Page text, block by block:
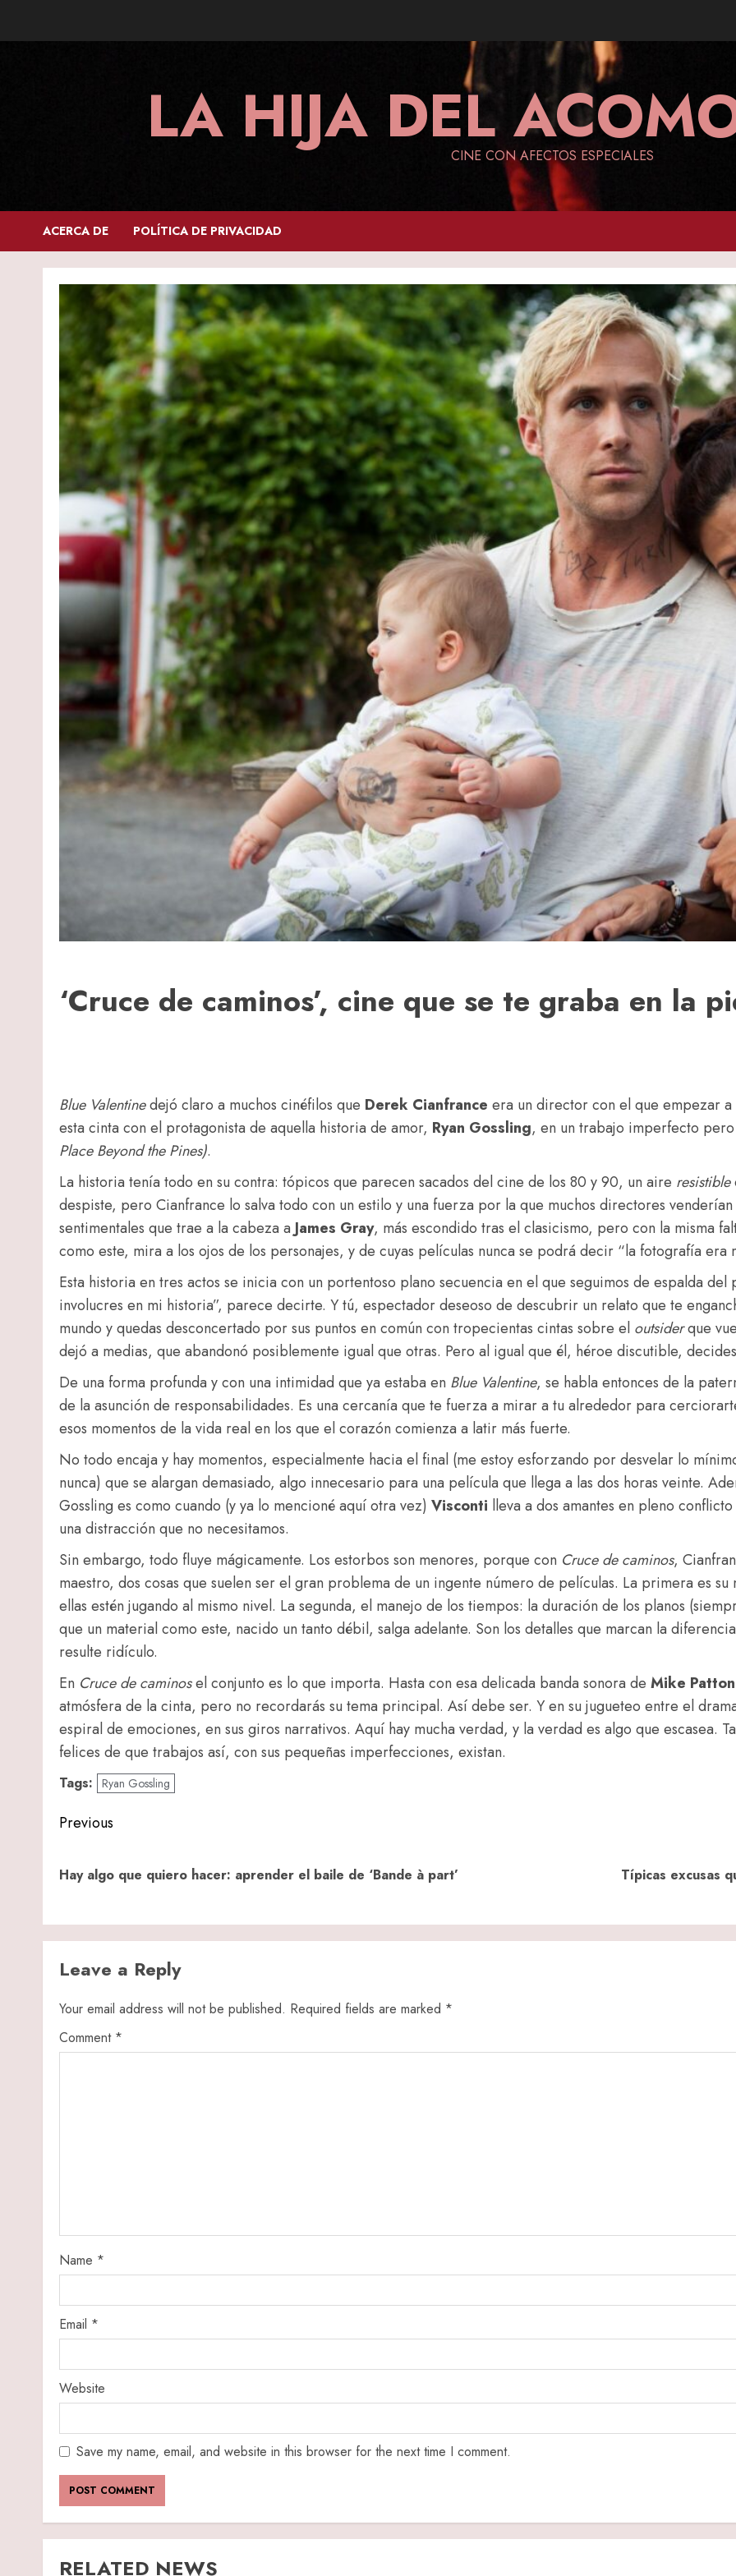
LA HIJA DELCINE CON AFECTOS ESPECIALES
ACERCA DE POLÍTICA DE PRIVACIDAD
‘Cruce de caminos’, cine que se te graba en la
Blue Valentinedejó claro a muchos cinéfilos que Derek Cianfrance era un director con el que empezar a
esta cinta con el protagonista de aquella historia de amor, Ryan Gossling, en un trabajo imperfecto
Place Beyond the Pines).
La historia tenía todo en su contra: tópicos que parecen sacados del cine de los 80 y 90, un aire resistible
despiste, pero Cianfrance lo salva todo con un estilo y una fuerza por la que muchos directores venderían
sentimentales que trae a la cabeza aJames Gray, más escondido tras el clasicismo, pero con la misma
como este, mira a los ojos de los personajes, y de cuyas películas nunca se podrá decir “la fotografía era
Esta historia en tres actos se inicia con un portentoso plano secuencia en el que seguimos de espalda
involucres en mi historia”, parece decirte. Y tú, espectador deseoso de descubrir un relato que te
mundo y quedas desconcertado por sus puntos en común con tropecientas cintas sobre el outsiderque
dejó a medias, que abandonó posiblemente igual que otras. Pero al igual que él, héroe discutible,
De una forma profunda y con una intimidad que ya estaba en Blue Valentine, se habla entonces de la
de la asunción de responsabilidades. Es una cercanía que te fuerza a mirar a tu alrededor para
esos momentos de la vida real en los que el corazón comienza a latir más fuerte.
No todo encaja y hay momentos, especialmente hacia el final (me estoy esforzando por desvelar lo
nunca) que se alargan demasiado, algo innecesario para una película que llega a las dos horas veinte.
Gossling es como cuando (y ya lo mencioné aquí otra vez) Visconti lleva a dos amantes en pleno
una distracción que no necesitamos.
Sin embargo, todo fluye mágicamente. Los estorbos son menores, porque con Cruce de caminos,
maestro, dos cosas que suelen ser el gran problema de un ingente número de películas. La primera es
ellas estén jugando al mismo nivel. La segunda, el manejo de los tiempos: la duración de los planos
que un material como este, nacido un tanto débil, salga adelante. Son los detalles que marcan la
resulte ridículo.
En Cruce de caminosel conjunto es lo que importa. Hasta con esa delicada banda sonora de Mike Patton
atmósfera de la cinta, pero no recordarás su tema principal. Así debe ser. Y en su jugueteo entre el
espiral de emociones, en sus giros narrativos. Aquí hay mucha verdad, y la verdad es algo que escasea.
felices de que trabajos así, con sus pequeñas imperfecciones, existan.
Tags: Ryan Gossling
Post
Previous
Hay algo que quiero hacer: aprender el baile de ‘Bande à part’ Típicas excusas
Leave a Reply
Your email address will not be published. Required fields are marked *
Comment *
Name *
Email *
Website
Save my name, email, and website in this browser for the next time I comment.
RELATED NEWS